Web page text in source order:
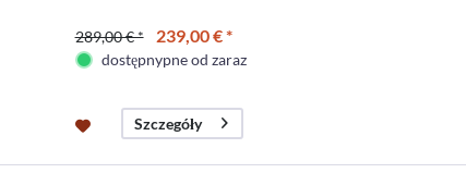
289,00 € * 239,00 € *
dostępnypne od zaraz
Szczegóły